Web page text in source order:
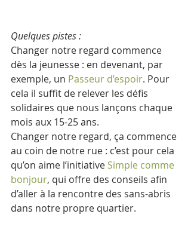
Quelques pistes :
Changer notre regard commence
dès la jeunesse : en devenant, par
exemple, un Passeur d’espoir. Pour
cela il suffit de relever les défis
solidaires que nous lançons chaque
mois aux 15-25 ans.
Changer notre regard, ça commence
au coin de notre rue : c’est pour cela
qu’on aime l’initiative Simple comme
bonjour, qui offre des conseils afin
d’aller à la rencontre des sans-abris
dans notre propre quartier.